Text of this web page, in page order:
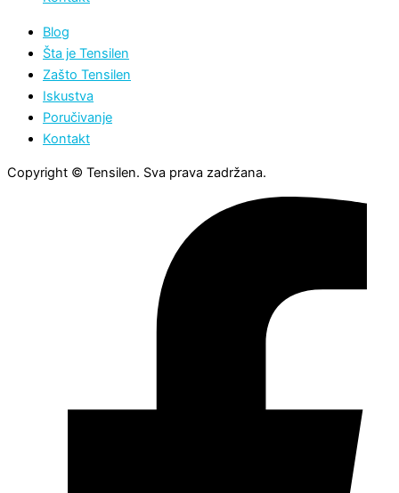
Blog
Šta je Tensilen
Zašto Tensilen
Iskustva
Poručivanje
Kontakt
Copyright © Tensilen. Sva prava zadržana.